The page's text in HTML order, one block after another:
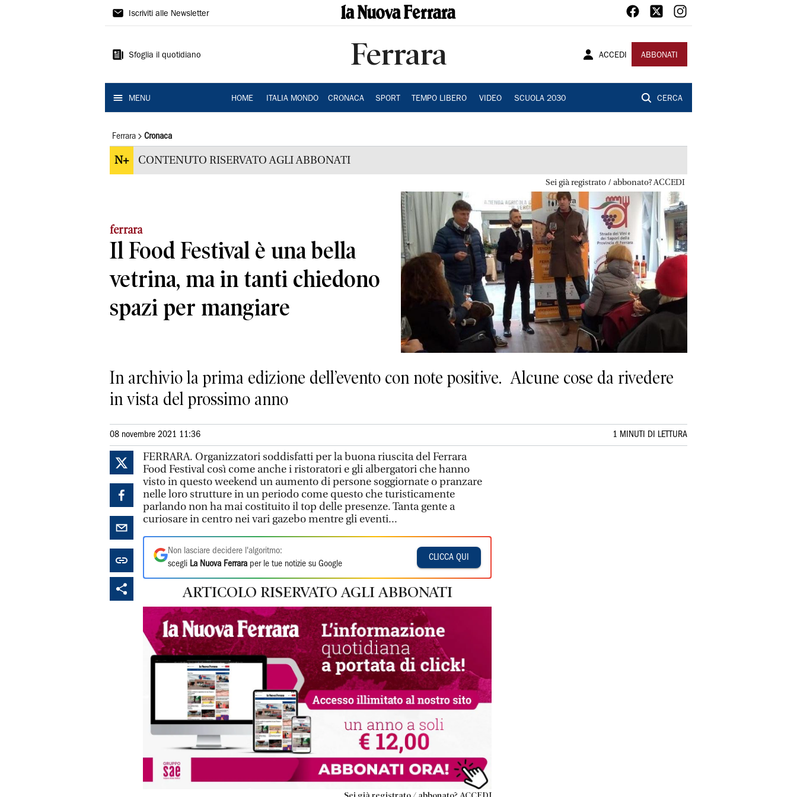
La
Ferrara
Iscriviti alle Newsletter
Sfoglia il quotidiano Ferrara ACCEDI ABBONATI
MENU HOME ITALIA MONDO CRONACA SPORT TEMPO LIBERO VIDEO SCUOLA 2030 CERCA
Ferrara Cronaca
N+ CONTENUTO RISERVATO AGLI ABBONATI
Sei già registrato / abbonato? ACCEDI
ferrara
Il Food Festival è una bella
vetrina, ma in tanti chiedono
spazi per mangiare
In archivio la prima edizione dell’evento con note positive. Alcune cose da rivedere
in vista del prossimo anno
08 novembre 2021 11:36 1 MINUTI DI LETTURA
FERRARA. Organizzatori soddisfatti per la buona riuscita del Ferrara
Food Festival così come anche i ristoratori e gli albergatori che hanno
visto in questo weekend un aumento di persone soggiornate o pranzare
nelle loro strutture in un periodo come questo che turisticamente
parlando non ha mai costituito il top delle presenze. Tanta gente a
curiosare in centro nei vari gazebo mentre gli eventi...
Non lasciare decidere l'algoritmo:
scegli La Nuova Ferrara per le tue notizie su Google
CLICCA QUI
ARTICOLO RISERVATO AGLI ABBONATI
Sei già registrato / abbonato? ACCEDI